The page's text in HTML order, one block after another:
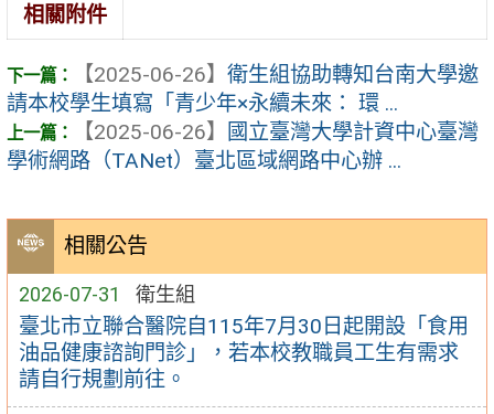
相關公告
2026-07-31 衛生組
臺北市立聯合醫院自115年7月30日起開設「食用
油品健康諮詢門診」，若本校教職員工生有需求
請自行規劃前往。
相關附件
【2025-06-26】 衛生組協助轉知台南大學邀
請本校學生填寫「青少年×永續未來： 環 ...
【2025-06-26】
國立臺灣大學計資中心臺灣
學術網路（TANet）臺北區域網路中心辦 ...